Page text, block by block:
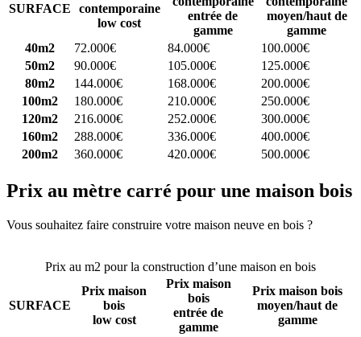
SURFACE
contemporaine
low cost
entrée de
gamme
moyen/haut de
gamme
40m2
72.000€ 84.000€
100.000€
50m2
90.000€ 105.000€
125.000€
80m2
144.000€ 168.000€
200.000€
100m2
180.000€ 210.000€
250.000€
120m2
216.000€ 252.000€
300.000€
160m2
288.000€ 336.000€
400.000€
200m2
360.000€ 420.000€ 500.000€
Prix au mètre carré pour une maison bois
Vous souhaitez faire construire votre maison neuve en bois ?
Prix au m2 pour la construction d’une maison en bois
SURFACE
Prix maison
bois
low cost
Prix maison
bois
entrée de
gamme
Prix maison bois
moyen/haut de
gamme